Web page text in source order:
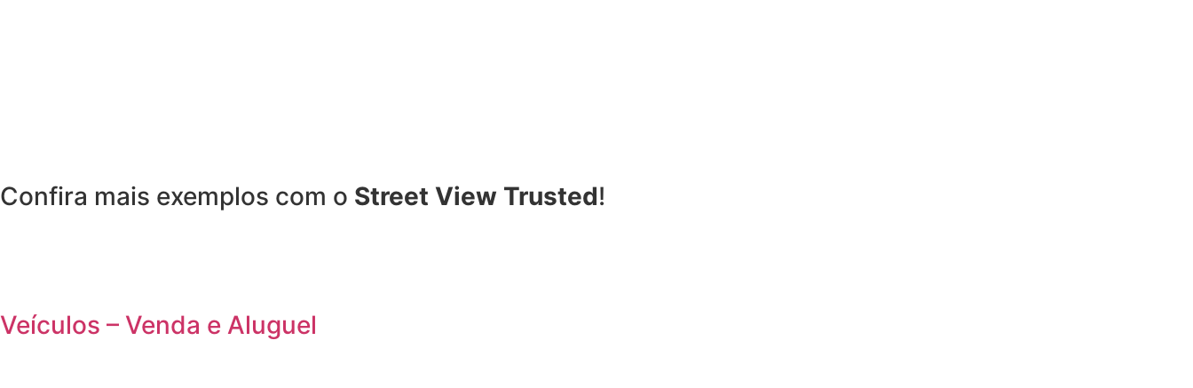
Confira mais exemplos com o Street View Trusted!
Veículos – Venda e Aluguel